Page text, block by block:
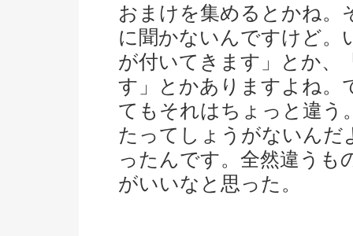
おまけを集めるとかね。
に聞かないんですけど。
が付いてきます」とか、
す」とかありますよね。
てもそれはちょっと違う
たってしょうがないんだ
ったんです。全然違うも
がいいなと思った。